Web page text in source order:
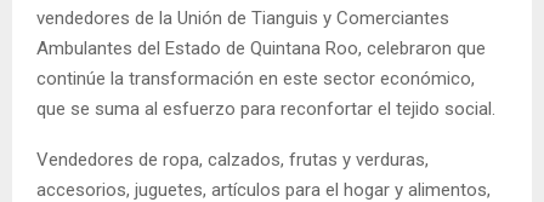
vendedores de la Unión de Tianguis y Comerciantes
Ambulantes del Estado de Quintana Roo, celebraron que
continúe la transformación en este sector económico,
que se suma al esfuerzo para reconfortar el tejido social.
Vendedores de ropa, calzados, frutas y verduras,
accesorios, juguetes, artículos para el hogar y alimentos,